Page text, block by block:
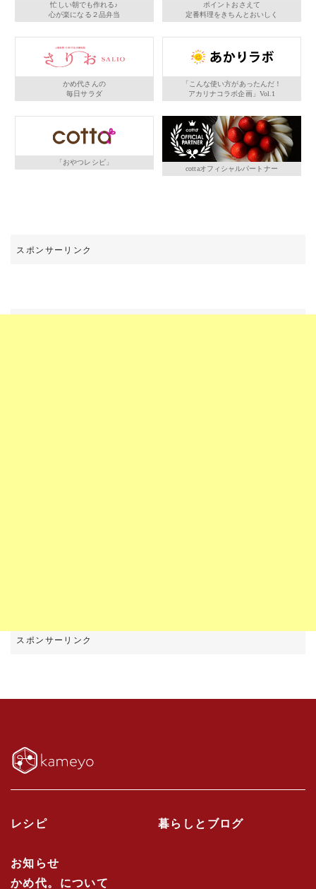
忙しい朝でも作れる♪
心が楽になる２品弁当
ポイントおさえて
定番料理をきちんとおいしく
かめ代さんの
毎日サラダ
「こんな使い方があったんだ！
アカリナコラボ企画」Vol.1
「おやつレシピ」
cottaオフィシャルパートナー
レシピ 暮らしとブログ
お知らせ
かめ代。について